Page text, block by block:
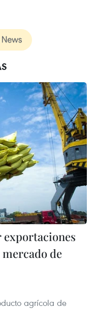
exportaciones
de
agrícola de